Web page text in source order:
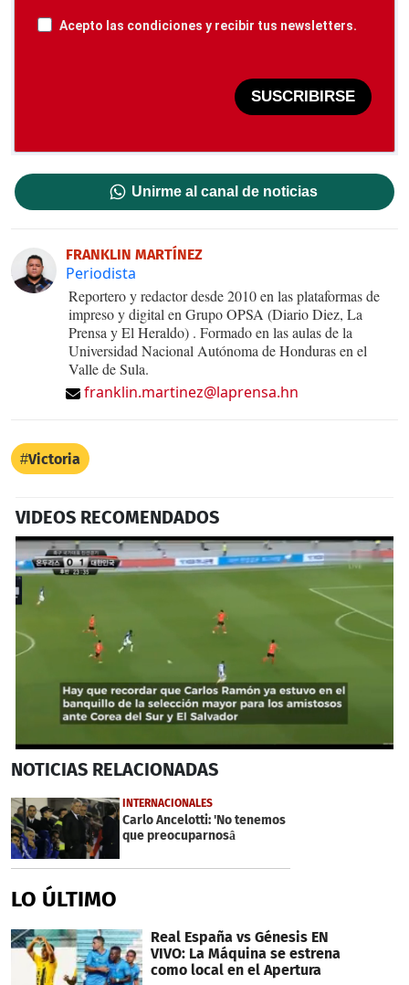
Acepto las condiciones y recibir tus newsletters.
SUSCRIBIRSE
Unirme al canal de noticias
FRANKLIN MARTÍNEZ
Periodista
Reportero y redactor desde 2010 en las plataformas de
impreso y digital en Grupo OPSA (Diario Diez, La
Prensa y El Heraldo) . Formado en las aulas de la
Universidad Nacional Autónoma de Honduras en el
Valle de Sula.
franklin.martinez@laprensa.hn
Victoria
VIDEOS RECOMENDADOS
seconds
32
seconds
NOTICIAS RELACIONADAS
INTERNACIONALES
Carlo Ancelotti: 'No tenemos
que preocuparnosâ
LO ÚLTIMO
Real España vs Génesis EN
VIVO: La Máquina se estrena
como local en el Apertura